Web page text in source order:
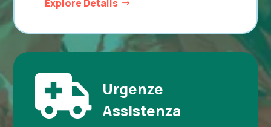
Explore Details
 Urgenze
Assistenza